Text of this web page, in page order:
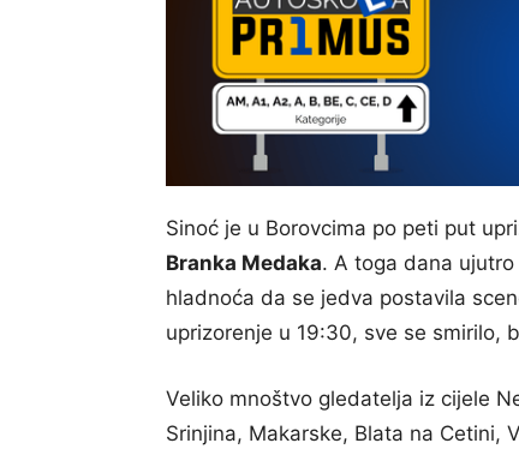
Sinoć je u Borovcima po peti put
Branka Medaka. A toga dana
hladnoća da se jedva postavila
uprizorenje u 19:30, sve se smirilo,
Veliko mnoštvo gledatelja iz cijele
Srinjina, Makarske, Blata na Cetini,